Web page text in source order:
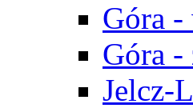
Góra -
Góra -
Jelcz-